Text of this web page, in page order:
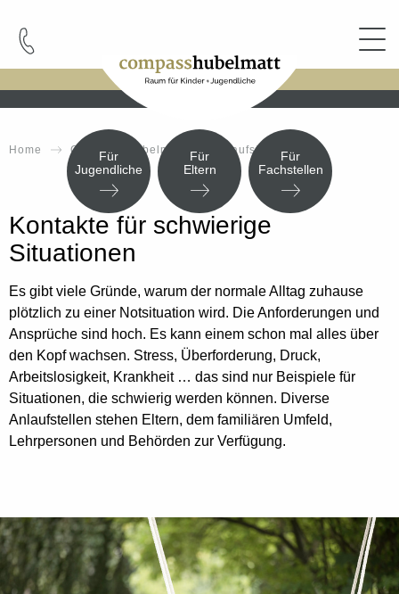
Für
Jugendliche
Für
Eltern
Für
Fachstellen
Home Compass Hubelmatt Anlaufstellen / Hilfe
Kontakte für schwierige
Situationen
Es gibt viele Gründe, warum der normale Alltag zuhause
plötzlich zu einer Notsituation wird. Die Anforderungen und
Ansprüche sind hoch. Es kann einem schon mal alles über
den Kopf wachsen. Stress, Überforderung, Druck,
Arbeitslosigkeit, Krankheit … das sind nur Beispiele für
Situationen, die schwierig werden können. Diverse
Anlaufstellen stehen Eltern, dem familiären Umfeld,
Lehrpersonen und Behörden zur Verfügung.